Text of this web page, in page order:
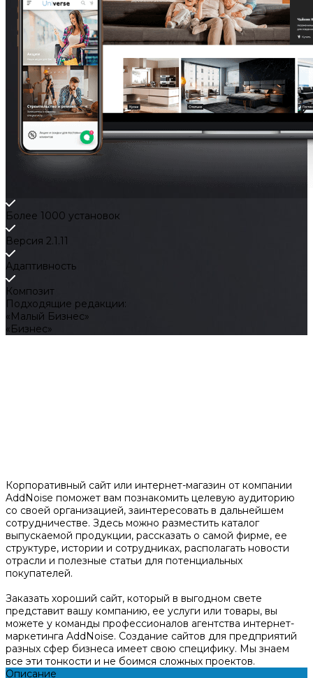
Более 1000 установок
Версия 2.1.11
Адаптивность
Композит
Подходящие редакции:
«Малый Бизнес»
«Бизнес»
Корпоративный сайт или интернет-магазин от компании
AddNoise поможет вам познакомить целевую аудиторию
со своей организацией, заинтересовать в дальнейшем
сотрудничестве. Здесь можно разместить каталог
выпускаемой продукции, рассказать о самой фирме, ее
структуре, истории и сотрудниках, располагать новости
отрасли и полезные статьи для потенциальных
покупателей.
Заказать хороший сайт, который в выгодном свете
представит вашу компанию, ее услуги или товары, вы
можете у команды профессионалов агентства интернет-
маркетинга AddNoise. Создание сайтов для предприятий
разных сфер бизнеса имеет свою специфику. Мы знаем
все эти тонкости и не боимся сложных проектов.
Описание